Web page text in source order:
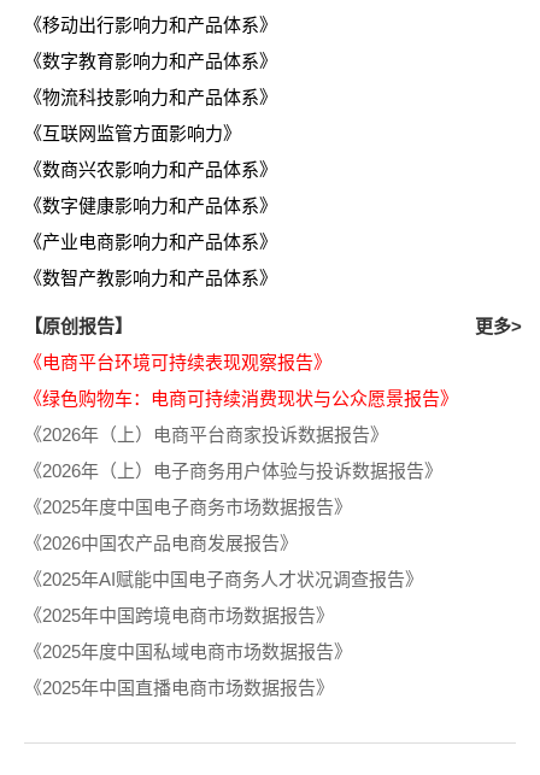
《移动出行影响力和产品体系》
《数字教育影响力和产品体系》
《物流科技影响力和产品体系》
《互联网监管方面影响力》
《数商兴农影响力和产品体系》
《数字健康影响力和产品体系》
《产业电商影响力和产品体系》
《数智产教影响力和产品体系》
【原创报告】
更多>
《电商平台环境可持续表现观察报告》
《绿色购物车：电商可持续消费现状与公众愿景报告》
《2026年（上）电商平台商家投诉数据报告》
《2026年（上）电子商务用户体验与投诉数据报告》
《2025年度中国电子商务市场数据报告》
《2026中国农产品电商发展报告》
《2025年AI赋能中国电子商务人才状况调查报告》
《2025年中国跨境电商市场数据报告》
《2025年度中国私域电商市场数据报告》
《2025年中国直播电商市场数据报告》